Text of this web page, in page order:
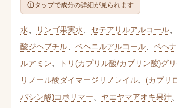
タップで成分の詳細が見られます
水 リンゴ果実水 セテアリルアルコール、
酸ジヘプチル、 ベヘニルアルコール、 ベヘ
ルアミン
トリ(カプリル酸/カプリン酸)グ
リノール酸ダイマージリノレイル、 (カプリ
バシン酸)コポリマー
ヤエヤマアオキ果汁、